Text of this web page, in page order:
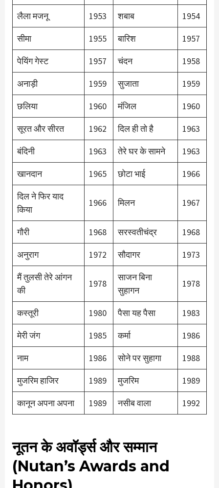
लैला मजनू
1953 शबाब
1954
सीमा
1955 बारिश
1957
पेयिंग गेस्ट
1957 चंदन
1958
अनाड़ी
1959 सुजाता
1959
छलिया
1960 मंजिल
1960
सूरत और सीरत
1962 दिल ही तो है
1963
बंदिनी
1963 तेरे घर के सामने
1963
खानदान
1965 छोटा भाई
1966
दिल ने फिर याद
किया
1966 मिलन 1967
गौरी 1968 सरस्वतीचंद्र
1968
अनुराग
1972 सौदागर
1973
मैं तुलसी तेरे आंगन
की
1978
साजन बिना
सुहागन
1978
कस्तूरी 1980 पैसा यह पैसा
1983
मेरी जंग
1985 कर्मा
1986
नाम
1986 सोने पर सुहागा
1988
मुजरिम हाजिर
1989 मुजरिम
1989
कानून अपना अपना
1989 नसीब वाला 1992
नूतन के अवॉर्ड्स और सम्मान
(Nutan’s Awards and